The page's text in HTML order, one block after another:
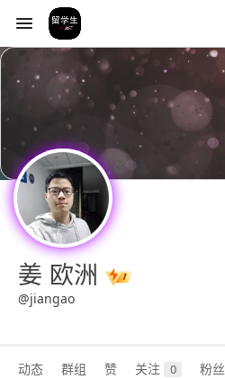
姜 欧洲
@jiangao
动态 群组 赞 关注 0 粉丝